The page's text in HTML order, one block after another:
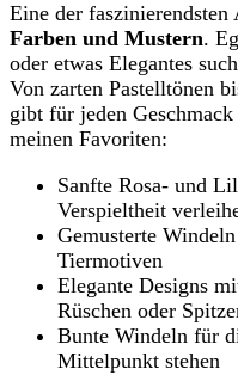
Eine der faszinierendsten⁢
Farben und Mustern.⁤
oder‌ etwas ⁢Elegantes
⁣Von⁤ zarten Pastelltönen
‌gibt für ⁤jeden
meinen Favoriten:
Sanfte ⁢Rosa- und
Verspieltheit⁢
Gemusterte
Tiermotiven
Elegante Designs
Rüschen oder
Bunte Windeln für‍
Mittelpunkt stehen